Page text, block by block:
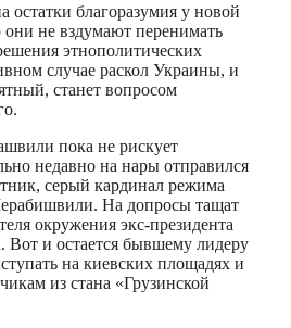
остатки благоразумия у новой
не вздумают перенимать
этнополитических
случае раскол Украины, и
станет вопросом
пока не рискует
недавно на нары отправился
серый кардинал режима
На допросы тащат
окружения экс-президента
Вот и остается бывшему лидеру
на киевских площадях и
из стана «Грузинской